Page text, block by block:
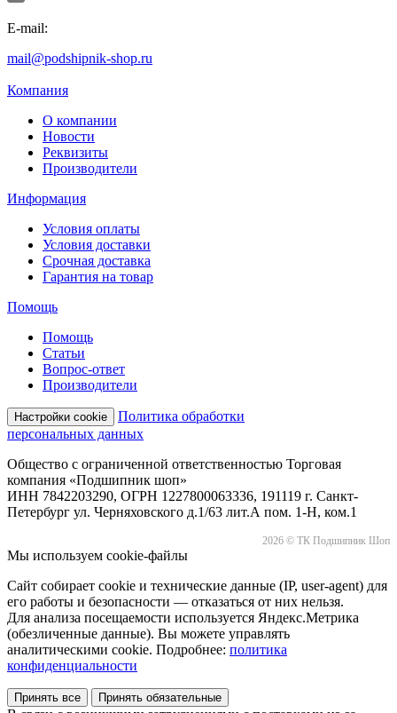
E-mail:
mail@podshipnik-shop.ru
Компания
О компании
Новости
Реквизиты
Производители
Информация
Условия оплаты
Условия доставки
Срочная доставка
Гарантия на товар
Помощь
Помощь
Статьи
Вопрос-ответ
Производители
Настройки cookie
Политика обработки
персональных данных
Общество с ограниченной ответственностью Торговая
компания «Подшипник шоп»
ИНН 7842203290, ОГРН 1227800063336, 191119 г. Санкт-
Петербург ул. Черняховского д.1/63 лит.А пом. 1-Н, ком.1
2026 © ТК Подшипник Шоп
Мы используем cookie-файлы
Сайт собирает cookie и технические данные (IP, user-agent) для
его работы и безопасности — отказаться от них нельзя.
Для анализа посещаемости используется Яндекс.Метрика
(обезличенные данные). Вы можете управлять
аналитическими cookie. Подробнее: политика
конфиденциальности
Принять все Принять обязательные